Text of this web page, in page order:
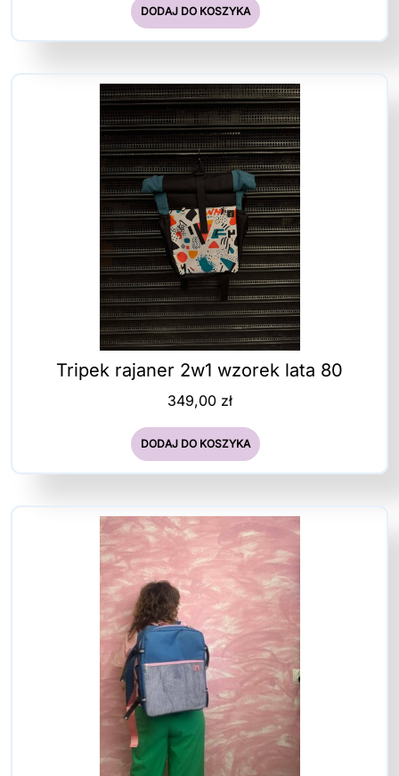
DODAJ DO KOSZYKA
Tripek rajaner 2w1 wzorek lata 80
349,00 zł
DODAJ DO KOSZYKA